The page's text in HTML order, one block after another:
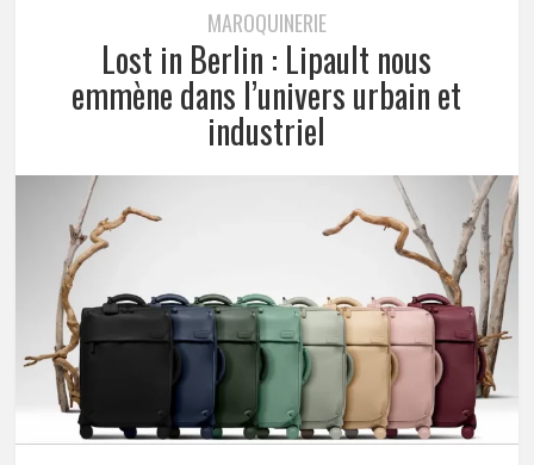
MAROQUINERIE
Lost in Berlin : Lipault nous
emmène dans l’univers urbain et
industriel